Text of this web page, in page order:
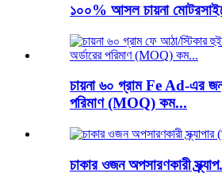
১০০% আসল চায়না
চায়না ৬০ গ্রাম Fe Ad-এর
পরিমাণ (MOQ) কম...
চাকার ওজন অপসারণকারী